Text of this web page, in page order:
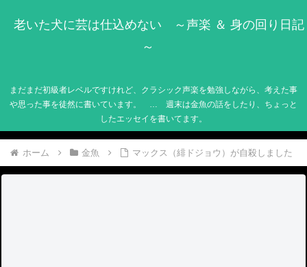
老いた犬に芸は仕込めない ～声楽 ＆ 身の回り日記
～
まだまだ初級者レベルですけれど、クラシック声楽を勉強しながら、考えた事
や思った事を徒然に書いています。 … 週末は金魚の話をしたり、ちょっと
したエッセイを書いてます。
ホーム 金魚 マックス（緋ドジョウ）が自殺しました